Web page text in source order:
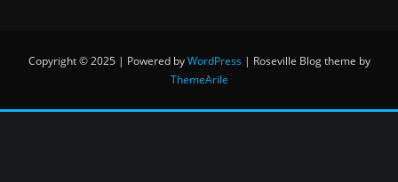
Copyright © 2025 | Powered byWordPress | Roseville Blog theme by
ThemeArile